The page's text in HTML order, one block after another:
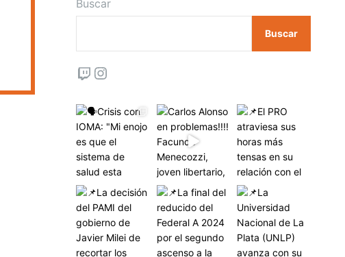
Buscar
Buscar
Twitch